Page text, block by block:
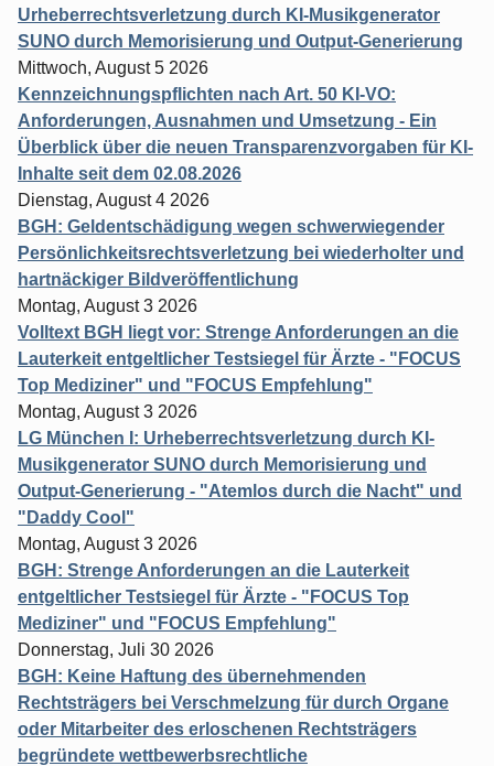
Urheberrechtsverletzung durch KI-Musikgenerator
SUNO durch Memorisierung und Output-Generierung
Mittwoch, August 5 2026
Kennzeichnungspflichten nach Art. 50 KI-VO:
Anforderungen, Ausnahmen und Umsetzung - Ein
Überblick über die neuen Transparenzvorgaben für KI-
Inhalte seit dem 02.08.2026
Dienstag, August 4 2026
BGH: Geldentschädigung wegen schwerwiegender
Persönlichkeitsrechtsverletzung bei wiederholter und
hartnäckiger Bildveröffentlichung
Montag, August 3 2026
Volltext BGH liegt vor: Strenge Anforderungen an die
Lauterkeit entgeltlicher Testsiegel für Ärzte - "FOCUS
Top Mediziner" und "FOCUS Empfehlung"
Montag, August 3 2026
LG München I: Urheberrechtsverletzung durch KI-
Musikgenerator SUNO durch Memorisierung und
Output-Generierung - "Atemlos durch die Nacht" und
"Daddy Cool"
Montag, August 3 2026
BGH: Strenge Anforderungen an die Lauterkeit
entgeltlicher Testsiegel für Ärzte - "FOCUS Top
Mediziner" und "FOCUS Empfehlung"
Donnerstag, Juli 30 2026
BGH: Keine Haftung des übernehmenden
Rechtsträgers bei Verschmelzung für durch Organe
oder Mitarbeiter des erloschenen Rechtsträgers
begründete wettbewerbsrechtliche